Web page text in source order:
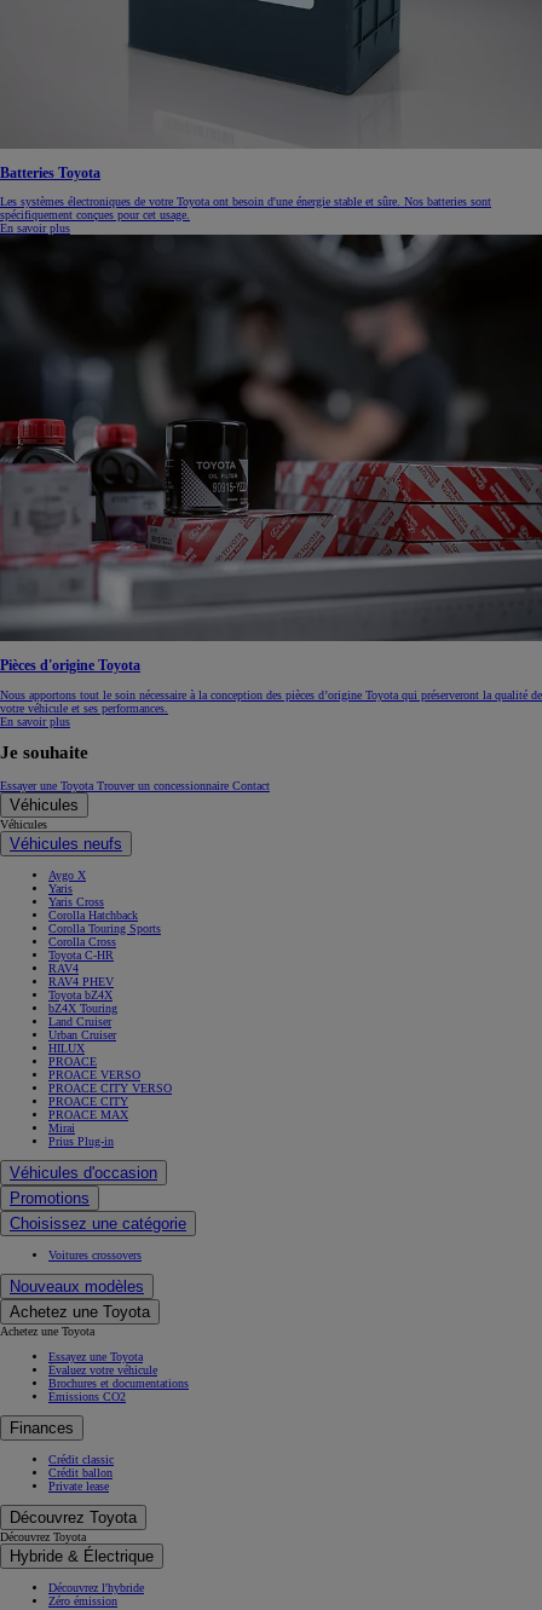
Batteries Toyota
Les systèmes électroniques de votre Toyota ont besoin d'une énergie stable et sûre. Nos batteries sont
spécifiquement conçues pour cet usage.
En savoir plus
Pièces d'origine Toyota
Nous apportons tout le soin nécessaire à la conception des pièces d’origine Toyota qui préserveront la qualité de
votre véhicule et ses performances.
En savoir plus
Je souhaite
Essayer une Toyota Trouver un concessionnaire Contact
Véhicules
Véhicules
Véhicules neufs
Aygo X
Yaris
Yaris Cross
Corolla Hatchback
Corolla Touring Sports
Corolla Cross
Toyota C-HR
RAV4
RAV4 PHEV
Toyota bZ4X
bZ4X Touring
Land Cruiser
Urban Cruiser
HILUX
PROACE
PROACE VERSO
PROACE CITY VERSO
PROACE CITY
PROACE MAX
Mirai
Prius Plug-in
Véhicules d'occasion
Promotions
Choisissez une catégorie
Voitures crossovers
Nouveaux modèles
Achetez une Toyota
Achetez une Toyota
Essayez une Toyota
Évaluez votre véhicule
Brochures et documentations
Émissions CO2
Finances
Crédit classic
Crédit ballon
Private lease
Découvrez Toyota
Découvrez Toyota
Hybride & Électrique
Découvrez l'hybride
Zéro émission